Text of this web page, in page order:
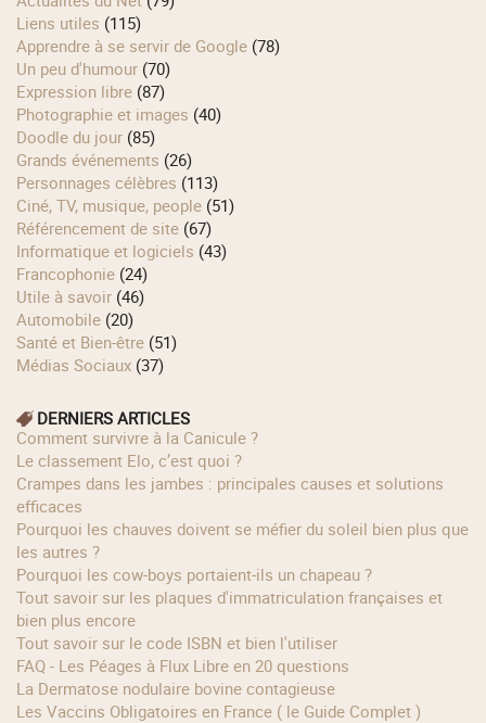
Liens utiles (115)
Apprendre à se servir de Google (78)
Un peu d'humour (70)
Expression libre (87)
Photographie et images (40)
Doodle du jour (85)
Grands événements (26)
Personnages célèbres (113)
Ciné, TV, musique, people (51)
Référencement de site (67)
Informatique et logiciels (43)
Francophonie (24)
Utile à savoir (46)
Automobile (20)
Santé et Bien-être (51)
Médias Sociaux (37)
DERNIERS ARTICLES
Comment survivre à la Canicule ?
Le classement Elo, c’est quoi ?
Crampes dans les jambes : principales causes et solutions
efficaces
Pourquoi les chauves doivent se méfier du soleil bien plus que
les autres ?
Pourquoi les cow‑boys portaient‑ils un chapeau ?
Tout savoir sur les plaques d'immatriculation françaises et
bien plus encore
Tout savoir sur le code ISBN et bien l'utiliser
FAQ - Les Péages à Flux Libre en 20 questions
La Dermatose nodulaire bovine contagieuse
Les Vaccins Obligatoires en France ( le Guide Complet )